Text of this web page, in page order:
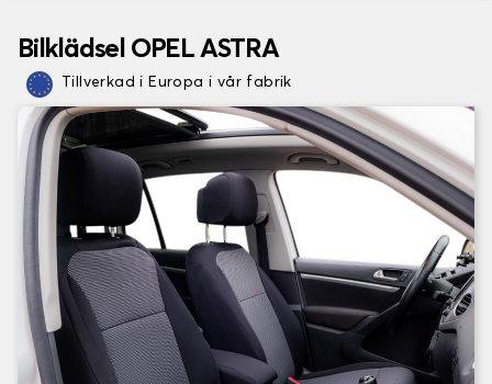
Bilklädsel OPEL ASTRA
Tillverkad i Europa i vår fabrik